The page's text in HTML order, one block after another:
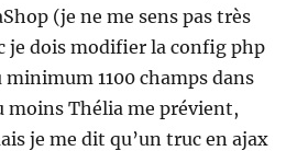
(je ne me sens pas très
je dois modifier la config php
1100 champs dans
moins Thélia me prévient,
je me dit qu’un truc en ajax